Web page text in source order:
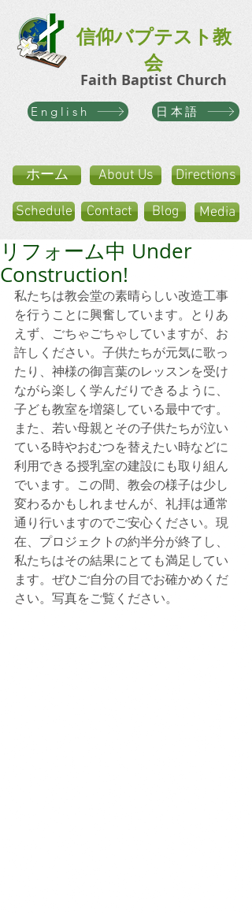
信仰バプテスト教
会
Faith Baptist Church
English 日本語
ホーム About Us Directions
Schedule Contact Blog Media
リフォーム中 Under
Construction!
私たちは教会堂の素晴らしい改造工事
を行うことに興奮しています。とりあ
えず、ごちゃごちゃしていますが、お
許しください。子供たちが元気に歌っ
たり、神様の御言葉のレッスンを受け
ながら楽しく学んだりできるように、
子ども教室を増築している最中です。
また、若い母親とその子供たちが泣い
ている時やおむつを替えたい時などに
利用できる授乳室の建設にも取り組ん
でいます。この間、教会の様子は少し
変わるかもしれませんが、礼拝は通常
通り行いますのでご安心ください。現
在、プロジェクトの約半分が終了し、
私たちはその結果にとても満足してい
ます。ぜひご自分の目でお確かめくだ
さい。写真をご覧ください。